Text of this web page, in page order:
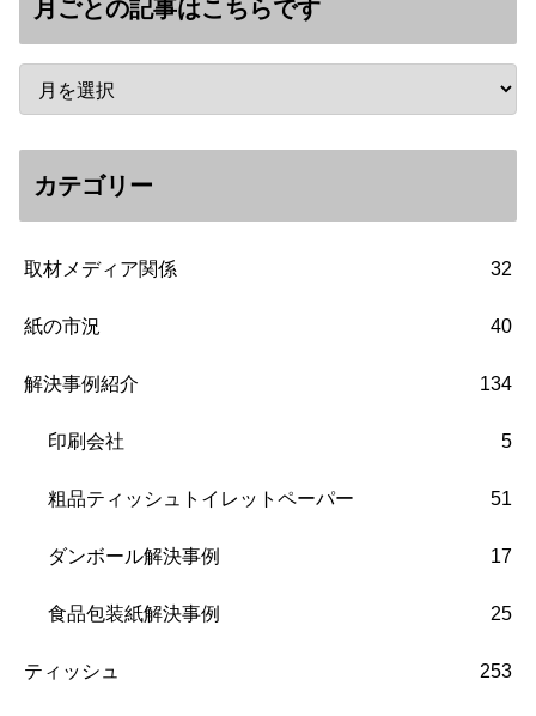
月ごとの記事はこちらです
カテゴリー
取材メディア関係 32
紙の市況 40
解決事例紹介 134
印刷会社 5
粗品ティッシュトイレットペーパー 51
ダンボール解決事例 17
食品包装紙解決事例 25
ティッシュ 253